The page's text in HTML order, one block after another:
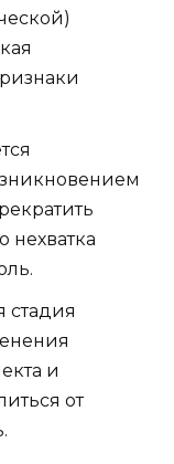
нехватка
стадия
и
от